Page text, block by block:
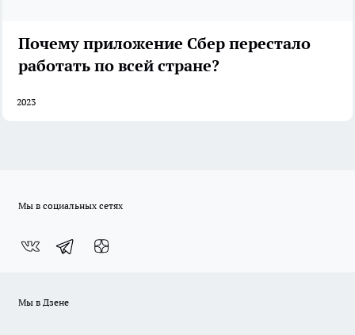
Почему приложение Сбер перестало
работать по всей стране?
2023
Мы в социальных сетях
Мы в Дзене